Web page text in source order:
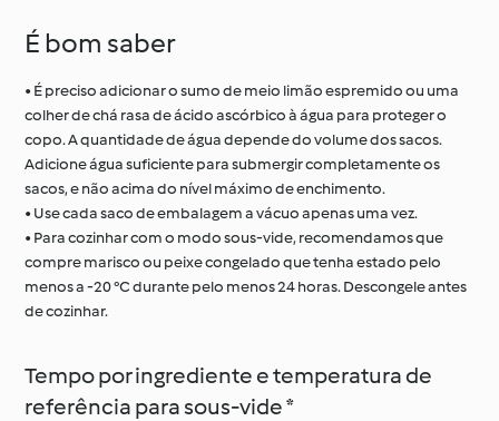
É bom saber
• É preciso adicionar o sumo de meio limão espremido ou uma
colher de chá rasa de ácido ascórbico à água para proteger o
copo. A quantidade de água depende do volume dos sacos.
Adicione água suficiente para submergir completamente os
sacos, e não acima do nível máximo de enchimento.
• Use cada saco de embalagem a vácuo apenas uma vez.
• Para cozinhar com o modo sous-vide, recomendamos que
compre marisco ou peixe congelado que tenha estado pelo
menos a -20 °C durante pelo menos 24 horas. Descongele antes
de cozinhar.
Tempo por ingrediente e temperatura de
referência para sous-vide *